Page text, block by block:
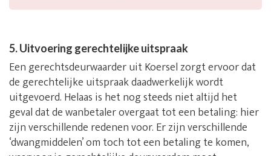
5. Uitvoering gerechtelijke uitspraak
Een gerechtsdeurwaarder uit Koersel zorgt ervoor dat
de gerechtelijke uitspraak daadwerkelijk wordt
uitgevoerd. Helaas is het nog steeds niet altijd het
geval dat de wanbetaler overgaat tot een betaling: hier
zijn verschillende redenen voor. Er zijn verschillende
‘dwangmiddelen’ om toch tot een betaling te komen,